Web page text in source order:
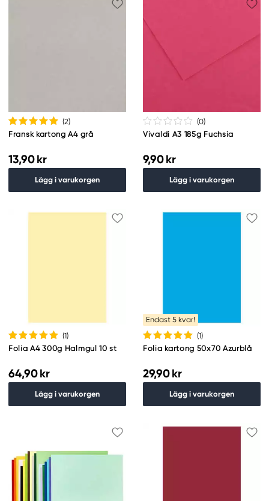
(2)
Fransk kartong A4 grå
13,90 kr
Lägg i varukorgen
(0)
Vivaldi A3 185g Fuchsia
9,90 kr
Lägg i varukorgen
(1)
Folia A4 300g Halmgul 10 st
64,90 kr
Lägg i varukorgen
Endast 5 kvar!
(1)
Folia kartong 50x70 Azurblå
29,90 kr
Lägg i varukorgen